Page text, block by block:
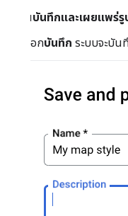
ในบันทึกและเผยแพร่
เลือกบันทึก ระบบจะบั